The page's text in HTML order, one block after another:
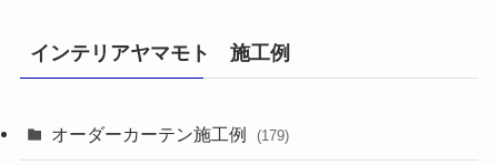
インテリアヤマモト 施工例
オーダーカーテン施工例 (179)